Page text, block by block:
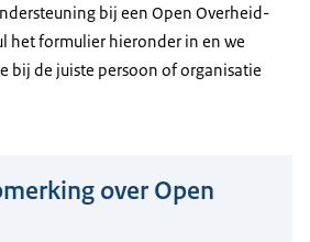
bij een Open Overheid-
het formulier hieronder in en we
bij de juiste persoon of organisatie
over Open